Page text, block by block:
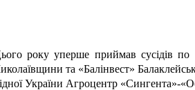
року уперше приймав сусідів
та «Балінвест»
України Агроцентр «Сингента»-